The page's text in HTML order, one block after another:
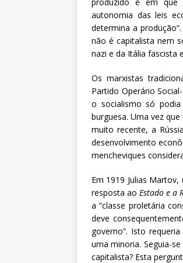
autonomia das leis
determina a
não é capitalista nem
nazi e da Itália fascista
Os marxistas
Partido Operário
o socialismo só
burguesa. Uma vez
muito recente, a
desenvolvimento
mencheviques
Em 1919 Julias
resposta aoEstado e a
a “classe proletária
deve
governo”. Isto
uma minoria. Seguia-
capitalista? Esta